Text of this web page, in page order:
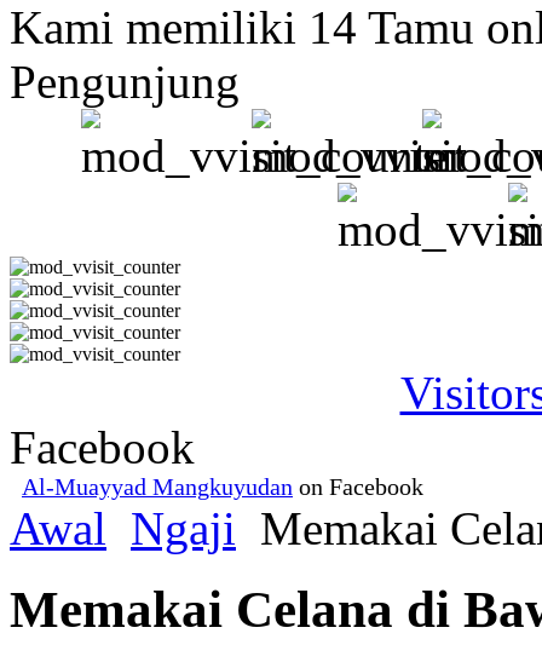
Kami memiliki 14 Tamu
Pengunjung
Facebook
Al-Muayyad Mangkuyudan on Facebook
Awal Ngaji Memakai
Memakai Celana di